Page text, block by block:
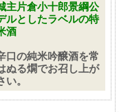
主片倉小十郎景綱公
ルとしたラベルの特
酒
口の純米吟醸酒を常
ぬる燗でお召し上が
い。